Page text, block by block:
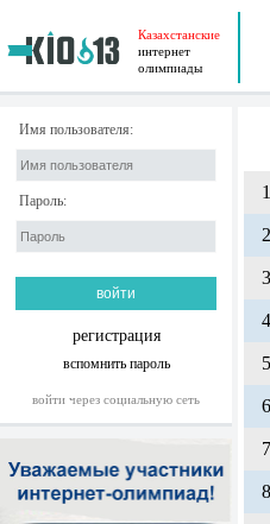
Казахстанские
интернет
олимпиады
Имя пользователя:
Пароль:
регистрация
вспомнить пароль
войти через социальную сеть